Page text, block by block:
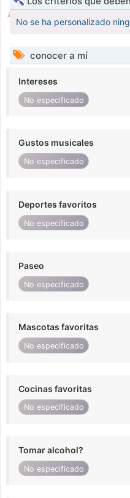
No se ha personalizado
conocer a mí
Intereses
No especificado
Gustos musicales
No especificado
Deportes favoritos
No especificado
Paseo
No especificado
Mascotas favoritas
No especificado
Cocinas favoritas
No especificado
Tomar alcohol?
No especificado